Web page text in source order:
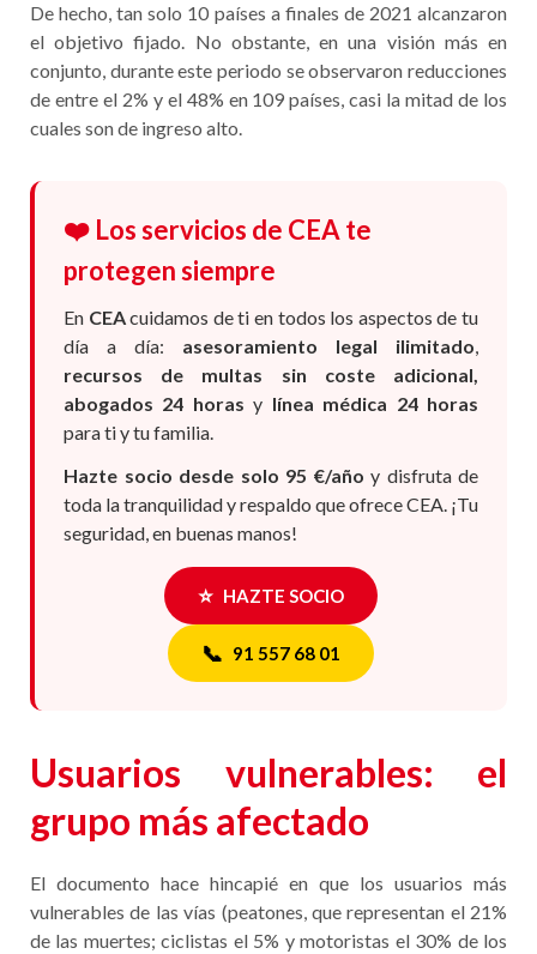
De hecho, tan solo 10 países a finales de 2021 alcanzaron
el objetivo fijado. No obstante, en una visión más en
conjunto, durante este periodo se observaron reducciones
de entre el 2% y el 48% en 109 países, casi la mitad de los
cuales son de ingreso alto.
❤️ Los servicios de CEA te
protegen siempre
En CEAcuidamos de ti en todos los aspectos de tu
día a día: asesoramiento legal ilimitado,
recursos de multas sin coste adicional,
abogados 24 horas y línea médica 24 horas
para ti y tu familia.
Hazte socio desde solo 95 €/año y disfruta de
toda la tranquilidad y respaldo que ofrece CEA. ¡Tu
seguridad, en buenas manos!
⭐ HAZTE SOCIO
📞 91 557 68 01
Usuarios vulnerables: el
grupo más afectado
El documento hace hincapié en que los usuarios más
vulnerables de las vías (peatones, que representan el 21%
de las muertes; ciclistas el 5% y motoristas el 30% de los